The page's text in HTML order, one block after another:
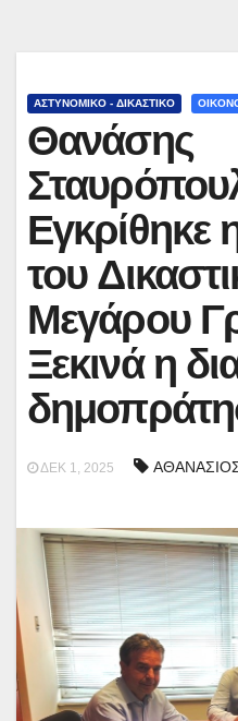
ΑΣΤΥΝΟΜΙΚΟ - ΔΙΚΑΣΤΙΚΟ
Θανάσης
Εγκρίθηκε
του
Μεγάρου
Ξεκινά η
ΔΕΚ 1, 2025